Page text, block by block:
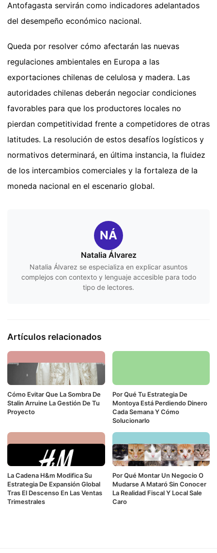
Antofagasta servirán como indicadores adelantados
del desempeño económico nacional.
Queda por resolver cómo afectarán las nuevas
regulaciones ambientales en Europa a las
exportaciones chilenas de celulosa y madera. Las
autoridades chilenas deberán negociar condiciones
favorables para que los productores locales no
pierdan competitividad frente a competidores de otras
latitudes. La resolución de estos desafíos logísticos y
normativos determinará, en última instancia, la fluidez
de los intercambios comerciales y la fortaleza de la
moneda nacional en el escenario global.
NÁ
Natalia Álvarez
Natalia Álvarez se especializa en explicar asuntos
complejos con contexto y lenguaje accesible para todo
tipo de lectores.
Artículos relacionados
Cómo Evitar Que La Sombra De
Stalin Arruine La Gestión De Tu
Proyecto
Por Qué Tu Estrategia De
Montoya Está Perdiendo Dinero
Cada Semana Y Cómo
Solucionarlo
La Cadena H&m Modifica Su
Estrategia De Expansión Global
Tras El Descenso En Las Ventas
Trimestrales
Por Qué Montar Un Negocio O
Mudarse A Mataró Sin Conocer
La Realidad Fiscal Y Local Sale
Caro